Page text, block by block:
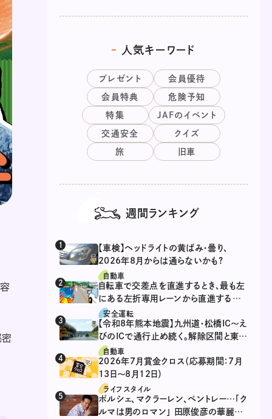
密
人気キーワード
プレゼント 会員優待
会員特典 危険予知
特集 JAFのイベント
交通安全 クイズ
旅 旧車
週間ランキング
【車検】ヘッドライトの黄ばみ・曇り、
2026年8月からは通らないかも?
自動車
自転車で交差点を直進するとき、最も左
にある左折専用レーンから直進するの
は、違反？
安全運転
【令和8年熊本地震】九州道・松橋IC～え
びのICで通行止め続く。解除区間と東九
州道の迂回ルート
自動車
2026年7月賞金クロス（応募期間：7月
13日～8月12日）
ライフスタイル
ポルシェ、マクラーレン、ベントレー…「ク
ルマは男のロマン」 田原俊彦の華麗な